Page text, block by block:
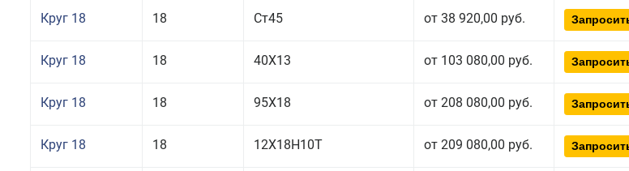
Круг 18 18 Ст45 от 38 920,00 руб.
Круг 18 18 40Х13 от 103 080,00 руб.
Круг 18 18 95Х18 от 208 080,00 руб.
Круг 18 18 12Х18Н10Т от 209 080,00 руб.